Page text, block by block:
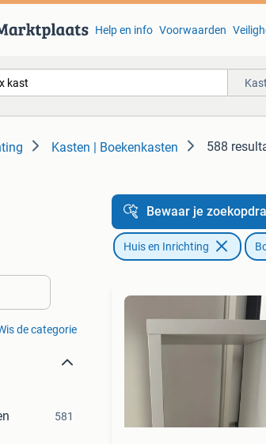
Help en info Voorwaarden
Kasten | Boekenkasten 588
de categorie
581
Bewaar je
Huis en Inrichting